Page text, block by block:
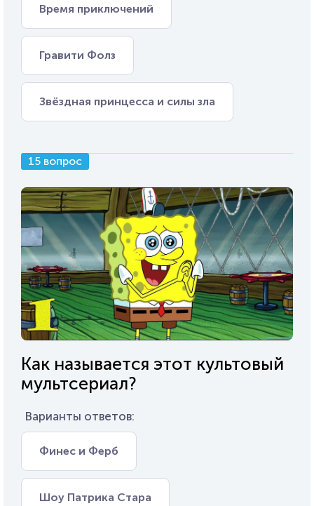
Время приключений
Гравити Фолз
Звёздная принцесса и силы зла
15 вопрос
Как называется этот культовый
мультсериал?
Варианты ответов:
Финес и Ферб
Шоу Патрика Стара